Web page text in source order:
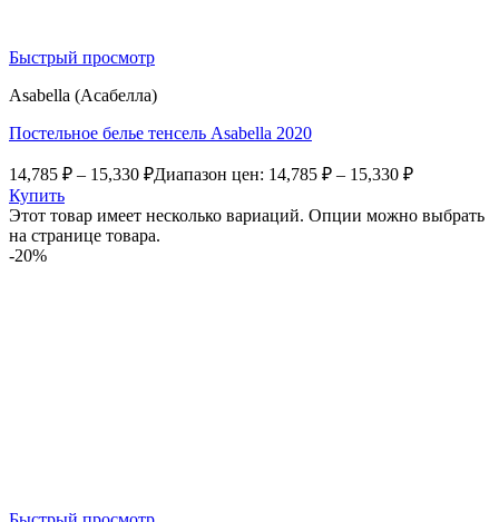
Быстрый просмотр
Asabella (Асабелла)
Постельное белье тенсель Asabella 2020
14,785 ₽ – 15,330 ₽Диапазон цен: 14,785 ₽ – 15,330 ₽
Купить
Этот товар имеет несколько вариаций. Опции можно выбрать
на странице товара.
-20%